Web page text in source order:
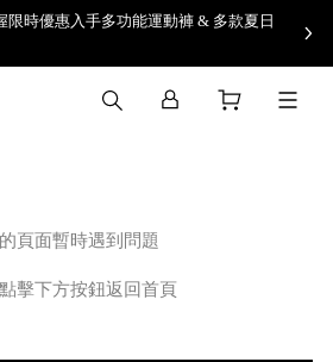
限時優惠入手多功能運動褲 & 多款夏日
頁面暫時遇到問題
擊下方按鈕返回首頁